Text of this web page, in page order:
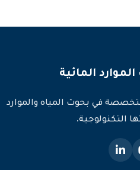
المائية
في بحوث المياه والموارد
التكنولوجية.